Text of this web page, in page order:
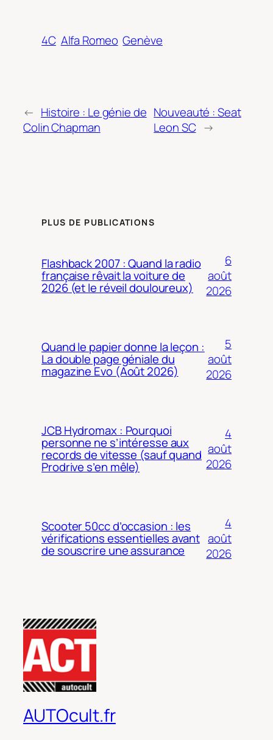
4C Alfa Romeo Genève
← Histoire : Le génie de
Colin Chapman
Nouveauté : Seat
Leon SC →
PLUS DE PUBLICATIONS
Flashback 2007 : Quand la radio
française rêvait la voiture de
2026 (et le réveil douloureux)
6
août
2026
Quand le papier donne la leçon :
La double page géniale du
magazine Evo (Août 2026)
5
août
2026
JCB Hydromax : Pourquoi
personne ne s’intéresse aux
records de vitesse (sauf quand
Prodrive s’en mêle)
4
août
2026
Scooter 50cc d’occasion : les
vérifications essentielles avant
de souscrire une assurance
4
août
2026
AUTOcult.fr